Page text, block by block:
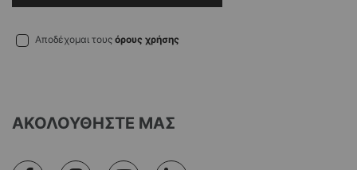
Αποδέχομαι τους όρους χρήσης
ΑΚΟΛΟΥΘΗΣΤΕ ΜΑΣ